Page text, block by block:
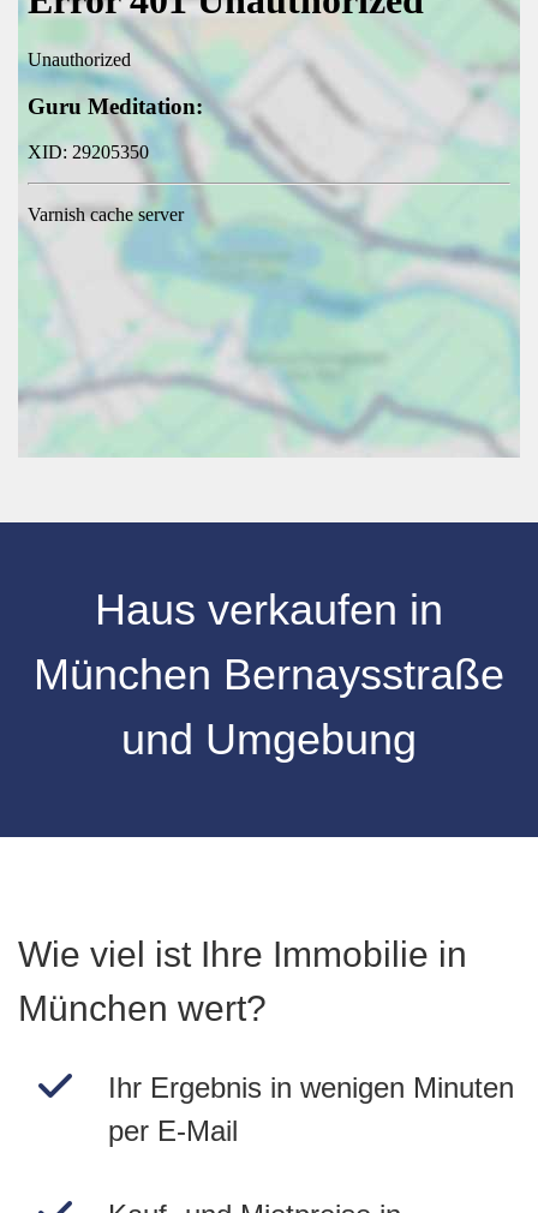
Haus verkaufen in
München Bernaysstraße
und Umgebung
Wie viel ist Ihre Immobilie in
München wert?
Ihr Ergebnis in wenigen Minuten
per E-Mail